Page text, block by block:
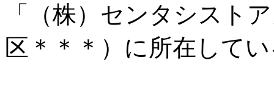
「（株）センタシスト
区＊＊＊）に所在して